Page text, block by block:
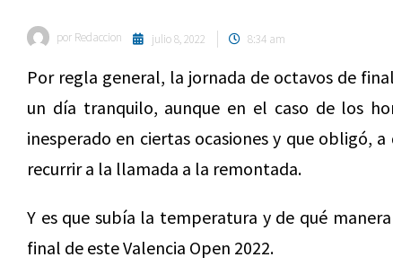
por Redaccion julio 8, 2022 8:34 am
Por regla general, la jornada de octavos de
un día tranquilo, aunque en el caso de los
inesperado en ciertas ocasiones y que obligó,
recurrir a la llamada a la remontada.
Y es que subía la temperatura y de qué
final de este Valencia Open 2022.